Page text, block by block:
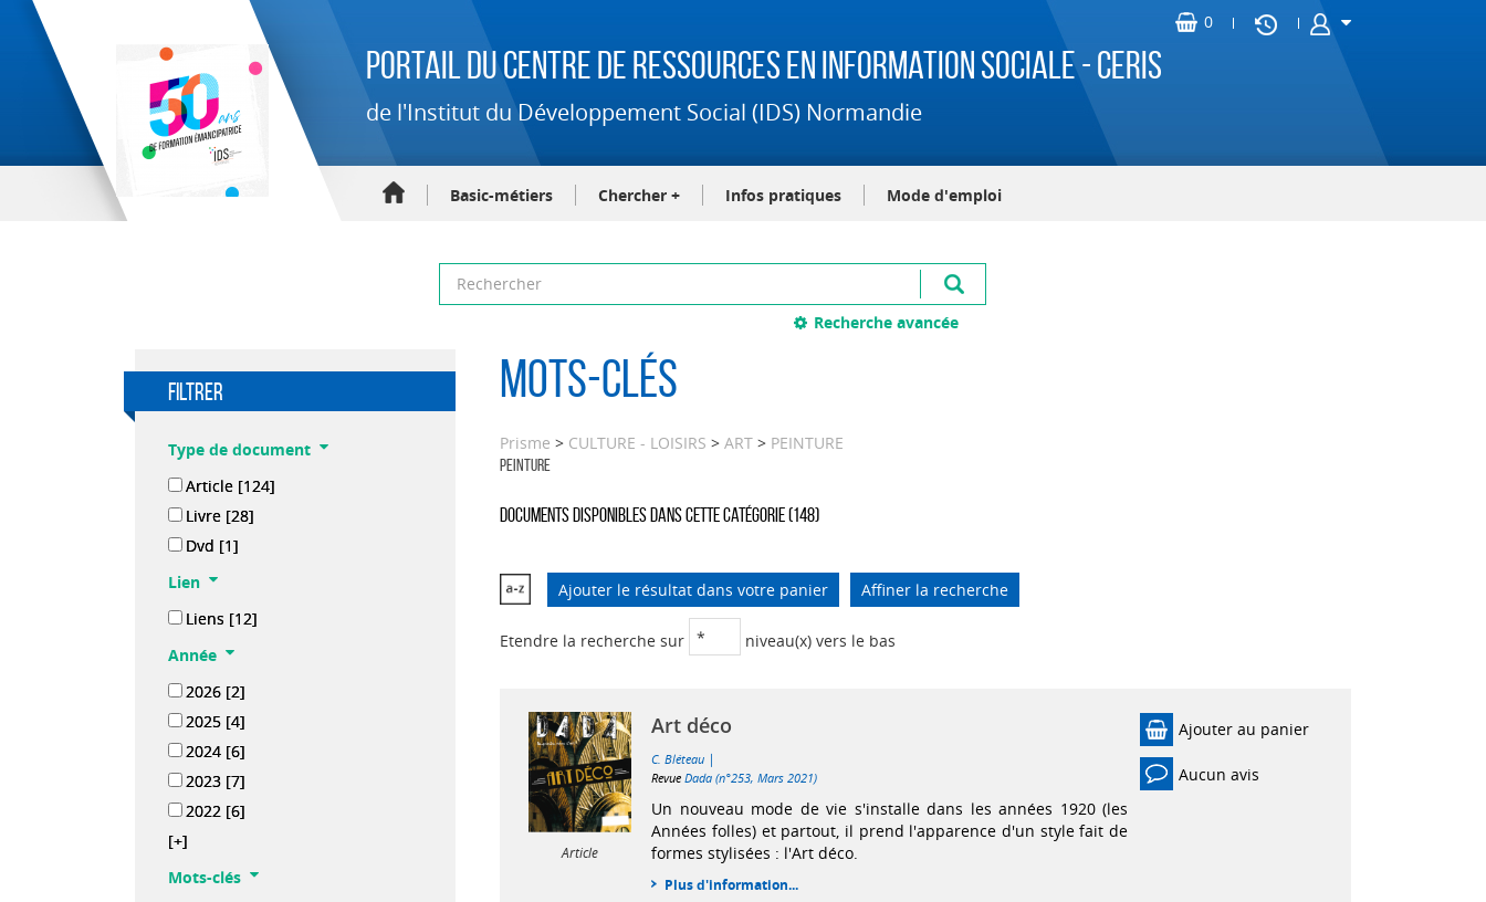
Portail du Centre de Ressources en Information Sociale - CERIS
de l'Institut du Développement Social (IDS) Normandie
Basic-métiers Chercher + Infos pratiques Mode d'emploi
Recherche avancée
filtrer
Type de document
Article [124]
Livre [28]
Dvd [1]
Lien
Liens [12]
Année
2026 [2]
2025 [4]
2024 [6]
2023 [7]
2022 [6]
[+]
Mots-clés
Mots-clés
Prisme > CULTURE - LOISIRS > ART > PEINTURE
PEINTURE
Documents disponibles dans cette catégorie (148)
Ajouter le résultat dans votre panier Affiner la recherche
Etendre la recherche sur niveau(x) vers le bas
Article
Art déco
C. Bléteau |
RevueDada (n°253, Mars 2021)
Un nouveau mode de vie s'installe dans les années 1920 (les
Années folles) et partout, il prend l'apparence d'un style fait de
formes stylisées : l'Art déco.
Plus d'information...
Ajouter au panier
Aucun avis